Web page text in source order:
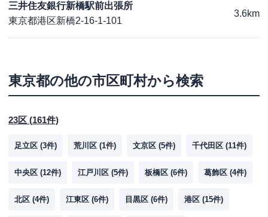
三井住友銀行新橋駅前出張所
東京都港区新橋2-16-1-101
3.6km
東京都の他の市区町村から検索
23区 (161件)
足立区 (3件) 荒川区 (1件) 文京区 (5件) 千代田区 (11件)
中央区 (12件) 江戸川区 (5件) 板橋区 (6件) 葛飾区 (4件)
北区 (4件) 江東区 (6件) 目黒区 (6件) 港区 (15件)